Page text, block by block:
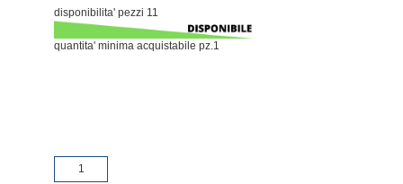
disponibilita' pezzi 11
quantita' minima acquistabile pz.1